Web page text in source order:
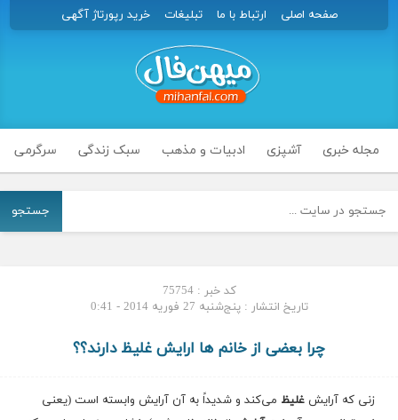
صفحه اصلی ارتباط با ما تبلیغات خرید رپورتاژ آگهی
مجله خبری آشپزی ادبیات و مذهب سبک زندگی سرگرمی
جستجو
کد خبر : 75754
تاریخ انتشار : پنج‌شنبه 27 فوریه 2014 - 0:41
چرا بعضی از خانم ها ارایش غلیظ دارند؟؟
زنی که آرایش غلیظ می‌کند و شدیداً به آن آرایش وابسته است (یعنی